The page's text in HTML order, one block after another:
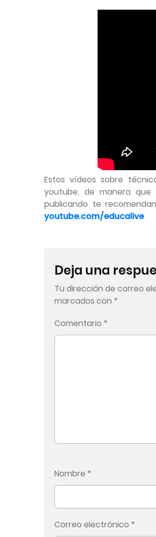
Estos vídeos sobre
youtube, de manera
publicando te
youtube.com/educalive
Deja una
Tu dirección de correo
marcados con *
Comentario *
Nombre *
Correo electrónico *